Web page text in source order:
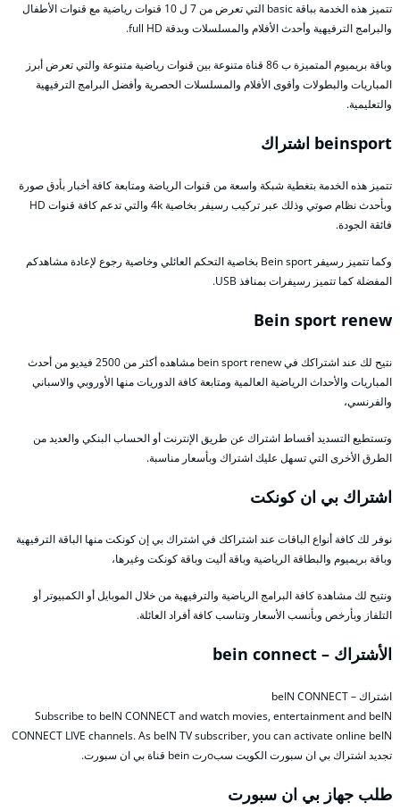
تتميز هذه الخدمة بباقة basic التي تعرض من 7 ل 10 قنوات رياضية مع قنوات الأطفال
والبرامج الترفيهية وأحدث الأفلام والمسلسلات وبدقة full HD.
وباقة بريميوم المتميزة ب 86 قناة متنوعة بين قنوات رياضية متنوعة والتي تعرض أبرز
المباريات والبطولات وأقوى الأفلام والمسلسلات الحصرية وأفضل البرامج الترفيهية
والتعليمية.
beinsport اشتراك
تتميز هذه الخدمة بتغطية شبكة واسعة من قنوات الرياضة ومتابعة كافة أخبار بأدق صورة
وبأحدث نظام صوتي وذلك عبر تركيب رسيفر بخاصية 4k والتي تدعم كافة قنوات HD
فائقة الجودة.
وكما تتميز رسيفر Bein sport بخاصية التحكم العائلي وخاصية رجوع لإعادة مشاهدكم
المفضلة كما تتميز رسيفرات بمنافذ USB.
Bein sport renew
نتيح لك عند اشتراكك في bein sport renew مشاهده أكثر من 2500 فيديو من أحدث
المباريات والأحداث الرياضية العالمية ومتابعة كافة الدوريات منها الأوروبي والاسباني
والفرنسي،
وتستطيع التسديد أقساط اشتراك عن طريق الإنترنت أو الحساب البنكي والعديد من
الطرق الأخرى التي تسهل عليك اشتراك وبأسعار مناسبة.
اشتراك بي ان كونكت
نوفر لك كافة أنواع الباقات عند اشتراكك في اشتراك بي إن كونكت منها الباقة الترفيهية
وباقة بريميوم والبطاقة الرياضية وباقة أليت وباقة كونكت وغيرها،
ونتيح لك مشاهدة كافة البرامج الرياضية والترفيهية من خلال الموبايل أو الكمبيوتر أو
التلفاز وبأرخص وبأنسب الأسعار وتناسب كافة أفراد العائلة.
الأشتراك – bein connect
اشتراك – beIN CONNECT
Subscribe to beIN CONNECT and watch movies, entertainment and beIN
CONNECT LIVE channels. As beIN TV subscriber, you can activate online beIN
تجديد اشتراك بي ان سبورت الكويت سبoرت bein قناة بي ان سبورت.
طلب جهاز بي ان سبورت